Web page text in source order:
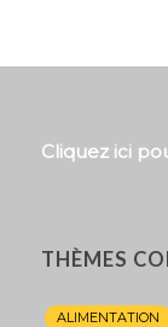
Cliquez ici
THÈMES
ALIMENTATION